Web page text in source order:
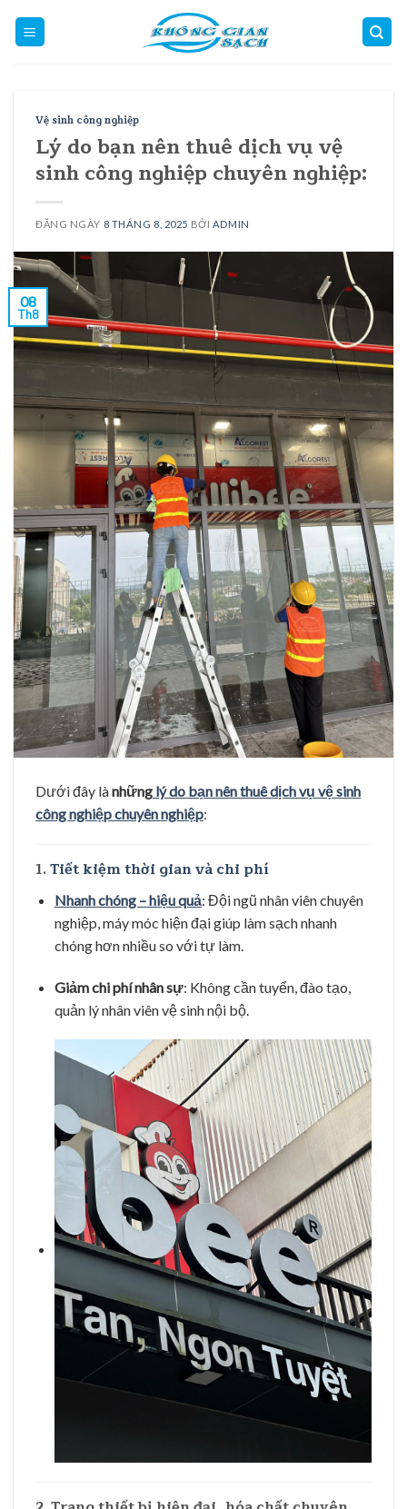
Vệ sinh công nghiệp
Lý do bạn nên thuê dịch vụ vệ
sinh công nghiệp chuyên nghiệp:
ĐĂNG NGÀY 8 THÁNG 8, 2025 BỞI ADMIN
08
Th8
Dưới đây lànhững lý do bạn nên thuê dịch vụ vệ sinh
công nghiệp chuyên nghiệp:
1.Tiết kiệm thời gian và chi phí
Nhanh chóng – hiệu quả: Đội ngũ nhân viên chuyên
nghiệp, máy móc hiện đại giúp làm sạch nhanh
chóng hơn nhiều so với tự làm.
Giảm chi phí nhân sự: Không cần tuyển, đào tạo,
quản lý nhân viên vệ sinh nội bộ.